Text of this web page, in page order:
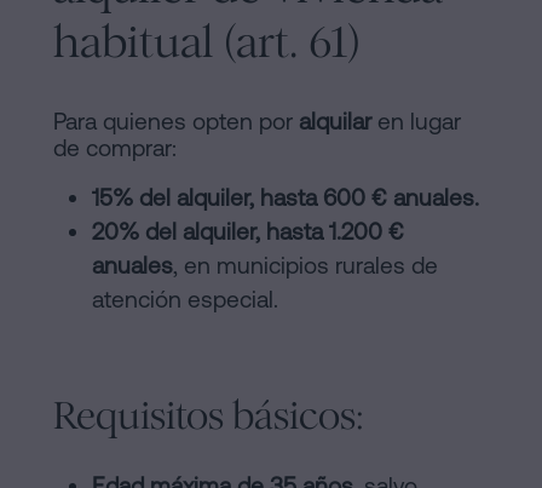
habitual (art. 61)
Para quienes opten por alquilar en lugar
de comprar:
15% del alquiler, hasta 600 € anuales.
20% del alquiler, hasta 1.200 €
anuales, en municipios rurales de
atención especial.
Requisitos básicos: